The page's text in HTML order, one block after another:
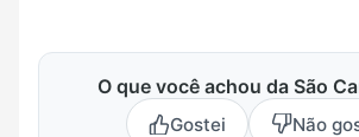
O que você achou da São
Gostei Não